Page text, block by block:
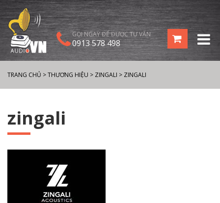
GỌI NGAY ĐỂ ĐƯỢC TƯ VẤN
0913 578 498
TRANG CHỦ >THƯƠNG HIỆU > ZINGALI > ZINGALI
zingali